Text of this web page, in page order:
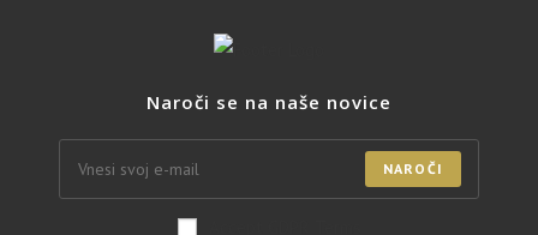
Naroči se na naše novice
NAROČI